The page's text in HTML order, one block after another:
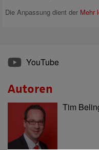
Die Anpassung dient der Mehr
YouTube
Autoren
Tim